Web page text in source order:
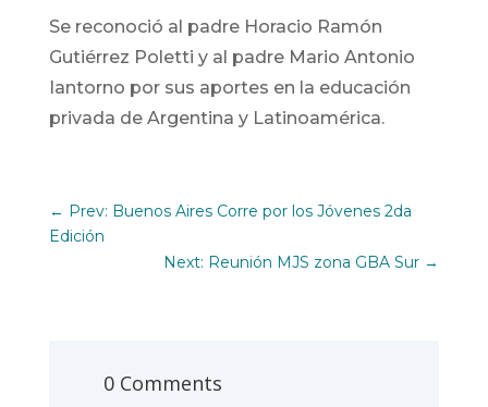
Se reconoció al padre Horacio Ramón
Gutiérrez Poletti y al padre Mario Antonio
Iantorno por sus aportes en la educación
privada de Argentina y Latinoamérica.
← Prev: Buenos Aires Corre por los Jóvenes 2da
Edición
Next: Reunión MJS zona GBA Sur →
0 Comments